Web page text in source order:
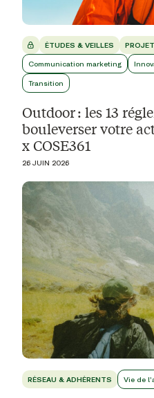
ÉTUDES & VEILLES
Communication marketing
Transition
Outdoor : les 13
bouleverser votre
x COSE361
26 JUIN 2026
RÉSEAU & ADHÉRENTS Vie de